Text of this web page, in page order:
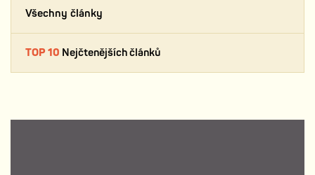
Všechny články
TOP 10 Nejčtenějších článků